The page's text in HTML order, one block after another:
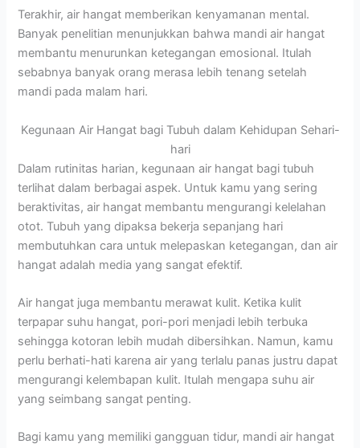
Terakhir, air hangat memberikan kenyamanan mental.
Banyak penelitian menunjukkan bahwa mandi air hangat
membantu menurunkan ketegangan emosional. Itulah
sebabnya banyak orang merasa lebih tenang setelah
mandi pada malam hari.
Kegunaan Air Hangat bagi Tubuh dalam Kehidupan Sehari-
hari
Dalam rutinitas harian, kegunaan air hangat bagi tubuh
terlihat dalam berbagai aspek. Untuk kamu yang sering
beraktivitas, air hangat membantu mengurangi kelelahan
otot. Tubuh yang dipaksa bekerja sepanjang hari
membutuhkan cara untuk melepaskan ketegangan, dan air
hangat adalah media yang sangat efektif.
Air hangat juga membantu merawat kulit. Ketika kulit
terpapar suhu hangat, pori-pori menjadi lebih terbuka
sehingga kotoran lebih mudah dibersihkan. Namun, kamu
perlu berhati-hati karena air yang terlalu panas justru dapat
mengurangi kelembapan kulit. Itulah mengapa suhu air
yang seimbang sangat penting.
Bagi kamu yang memiliki gangguan tidur, mandi air hangat